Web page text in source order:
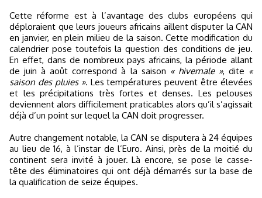
Cette réforme est à l’avantage des clubs européens qui
déploraient que leurs joueurs africains aillent disputer la CAN
en janvier, en plein milieu de la saison. Cette modification du
calendrier pose toutefois la question des conditions de jeu.
En effet, dans de nombreux pays africains, la période allant
de juin à août correspond à la saison « hivernale », dite «
saison des pluies ». Les températures peuvent être élevées
et les précipitations très fortes et denses. Les pelouses
deviennent alors difficilement praticables alors qu’il s’agissait
déjà d’un point sur lequel la CAN doit progresser.
Autre changement notable, la CAN se disputera à 24 équipes
au lieu de 16, à l’instar de l’Euro. Ainsi, près de la moitié du
continent sera invité à jouer. Là encore, se pose le casse-
tête des éliminatoires qui ont déjà démarrés sur la base de
la qualification de seize équipes.